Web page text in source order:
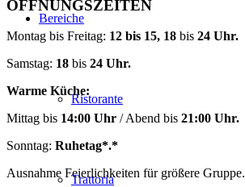
Bereiche
Ristorante
Trattoria
ÖFFNUNGSZEITEN
Montag bis Freitag: 12 bis 15, 18 bis 24 Uhr.
Samstag: 18 bis 24 Uhr.
Warme Küche:
Mittag bis 14:00 Uhr / Abend bis 21:00 Uhr.
Sonntag: Ruhetag*.*
Ausnahme Feierlichkeiten für größere Gruppe.